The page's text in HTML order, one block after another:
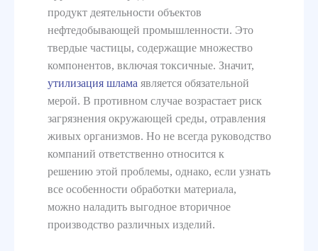
продукт деятельности объектов
нефтедобывающей промышленности. Это
твердые частицы, содержащие множество
компонентов, включая токсичные. Значит,
утилизация шлама является обязательной
мерой. В противном случае возрастает риск
загрязнения окружающей среды, отравления
живых организмов. Но не всегда руководство
компаний ответственно относится к
решению этой проблемы, однако, если узнать
все особенности обработки материала,
можно наладить выгодное вторичное
производство различных изделий.